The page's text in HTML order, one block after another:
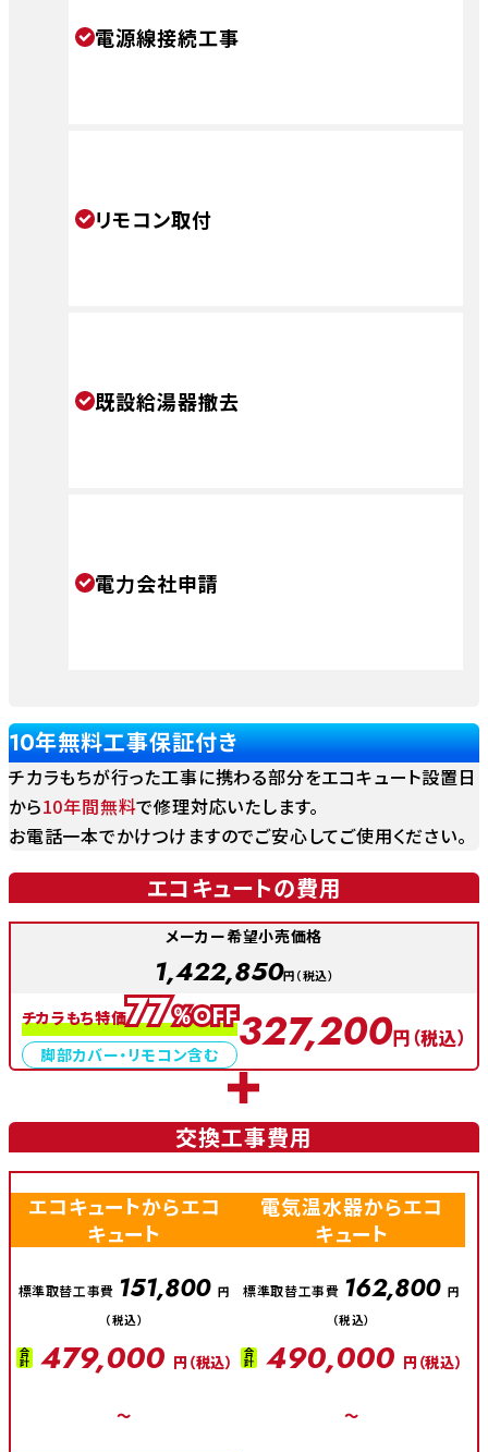
電源線接続工事
リモコン取付
既設給湯器撤去
電力会社申請
10年無料工事保証付き
チカラもちが行った工事に携わる部分をエコキュート設置日
から10年間無料で修理対応いたします。
お電話一本でかけつけますのでご安心してご使用ください。
エコキュートの費用
メーカー希望小売価格
1,422,850円（税込）
チカラもち特価77％OFF
脚部カバー・リモコン含む 327,200円（税込）
交換工事費用
エコキュートからエコ
キュート
標準取替工事費 151,800円
（税込）
合計 479,000 円（税込）
～
電気温水器からエコ
キュート
標準取替工事費 162,800 円
（税込）
合計 490,000 円（税込）
～